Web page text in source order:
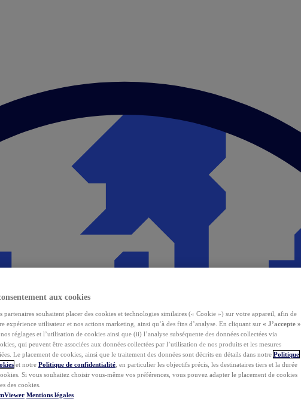
aux cookies
partenaires souhaitent placer des cookies et technologies similaires (« Cookie ») sur votre appareil, afin de
expérience utilisateur et nos actions marketing, ainsi qu’à des fins d’analyse. En cliquant sur « J’accepte »
réglages et l’utilisation de cookies ainsi que (ii) l’analyse subséquente des données collectées via
qui peuvent être associées aux données collectées par l’utilisation de nos produits et les mesures
Le placement de cookies, ainsi que le traitement des données sont décrits en détails dans notre Politique
et notre Politique de confidentialité , en particulier les objectifs précis, les destinataires tiers et la durée
Si vous souhaitez choisir vous-même vos préférences, vous pouvez adapter le placement de cookies
des cookies.
Mentions légales